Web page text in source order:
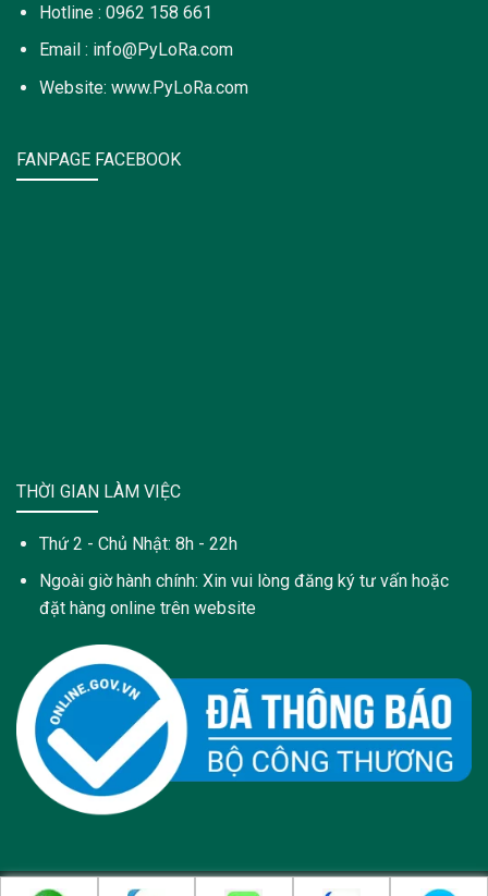
Hotline : 0962 158 661
Email : info@PyLoRa.com
Website: www.PyLoRa.com
FANPAGE FACEBOOK
THỜI GIAN LÀM VIỆC
Thứ 2 - Chủ Nhật: 8h - 22h
Ngoài giờ hành chính: Xin vui lòng đăng ký tư vấn hoặc
đặt hàng online trên website
Copyright 2021 © Trang web này được sở hữu và quản lý bởi: